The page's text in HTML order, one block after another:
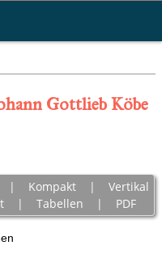
Gottlieb Köbe
| Kompakt| Vertikal
| Tabellen | PDF